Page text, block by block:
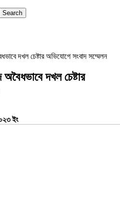
দখল চেষ্টার অভিযোগে সংবাদ সম্মেলন
দখল চেষ্টার
ইং